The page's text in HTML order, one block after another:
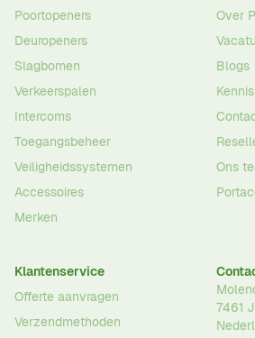
Poortopeners
Deuropeners
Slagbomen
Verkeerspalen
Intercoms
Toegangsbeheer
Veiligheidssystemen
Accessoires
Merken
Over
Blogs
Ons
Klantenservice
Offerte aanvragen
Verzendmethoden
7461